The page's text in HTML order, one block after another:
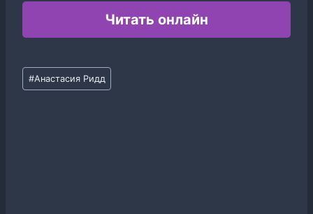
Читать онлайн
Метки
записи:
#Анастасия Ридд